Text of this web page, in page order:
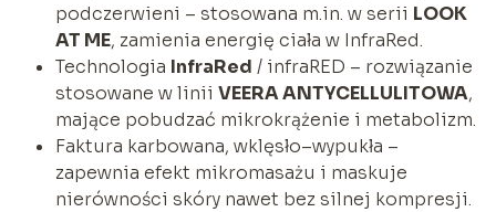
podczerwieni – stosowana m.in. w serii LOOK
AT ME, zamienia energię ciała w InfraRed.
Technologia InfraRed / infraRED – rozwiązanie
stosowane w linii VEERA ANTYCELLULITOWA,
mające pobudzać mikrokrążenie i metabolizm.
Faktura karbowana, wklęsło–wypukła –
zapewnia efekt mikromasażu i maskuje
nierówności skóry nawet bez silnej kompresji.